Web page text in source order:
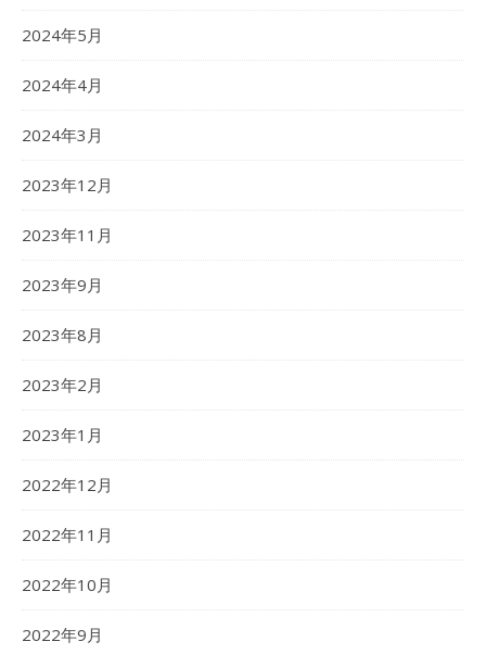
2024年5月
2024年4月
2024年3月
2023年12月
2023年11月
2023年9月
2023年8月
2023年2月
2023年1月
2022年12月
2022年11月
2022年10月
2022年9月